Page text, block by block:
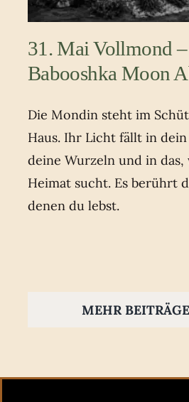
31. Mai Vollmond
Babooshka Moon
Die Mondin steht im
Haus. Ihr Licht fällt in
deine Wurzeln und in das,
Heimat sucht. Es berührt
denen du lebst.
MEHR